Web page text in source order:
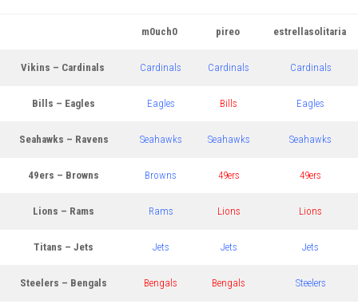
m0uch0 pireo estrellasolitaria
Vikins – Cardinals Cardinals Cardinals Cardinals
Bills – Eagles Eagles Bills Eagles
Seahawks – Ravens Seahawks Seahawks Seahawks
49ers – Browns Browns 49ers 49ers
Lions – Rams Rams Lions Lions
Titans – Jets Jets Jets Jets
Steelers – Bengals Bengals Bengals Steelers